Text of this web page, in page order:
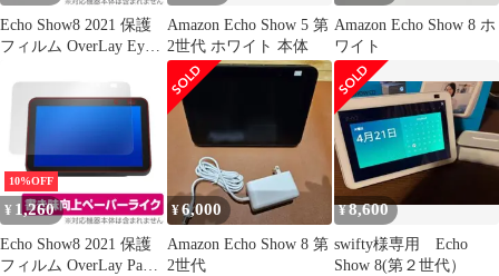
Echo Show8 2021 保護
フィルム OverLay Eye
Amazon Echo Show 8 第
2世代 2021年モデル ブ
ルーライトカット 反射
低減
Amazon Echo Show 5 第
2世代 ホワイト 本体
Amazon Echo Show 8 ホ
ワイト
10%OFF
¥ 1,260
Echo Show8 2021 保護
フィルム OverLay Paper
¥6,000
Amazon Echo Show 8 第
2世代
¥8,600
swifty様専用 Echo
Show 8(第２世代）